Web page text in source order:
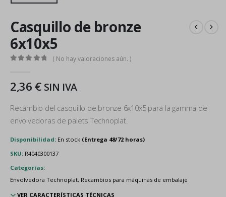
Casquillo de bronze
6x10x5
( No hay valoraciones aún. )
2,36 € SIN IVA
Recambio del casquillo de bronze 6x10x5 para la gamma de
envolvedoras de palets Technoplat.
Disponibilidad: En stock
SKU: R4040300137
Categorías:
Envolvedora Technoplat, Recambios para máquinas de embalaje
VER CARACTERÍSTICAS TÉCNICAS